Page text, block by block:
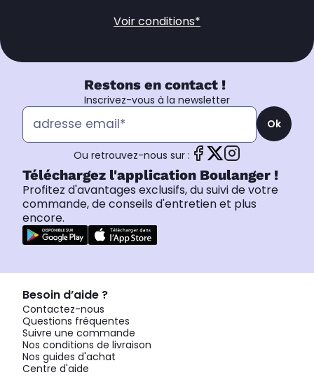
Voir conditions*
Restons en contact !
Inscrivez-vous à la newsletter
Ok
Ou retrouvez-nous sur :
Téléchargez l'application Boulanger !
Profitez d'avantages exclusifs, du suivi de votre
commande, de conseils d'entretien et plus
encore.
Besoin d’aide ?
Contactez-nous
Questions fréquentes
Suivre une commande
Nos conditions de livraison
Nos guides d'achat
Centre d'aide